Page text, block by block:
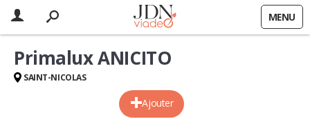
MENU
Ajouter
Primalux ANICITO
SAINT-NICOLAS